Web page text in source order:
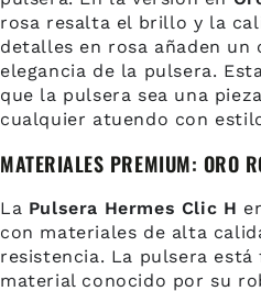
rosa resalta el brillo y la
detalles en rosa añaden
elegancia de la pulsera.
que la pulsera sea una
cualquier atuendo con
MATERIALES PREMIUM: ORO
La Pulsera Hermes Clic H
con materiales de alta
resistencia. La pulsera
material conocido por su